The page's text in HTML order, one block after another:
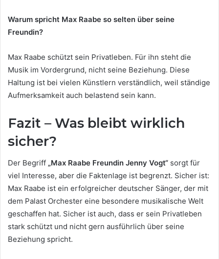
Warum spricht Max Raabe so selten über seine
Freundin?
Max Raabe schützt sein Privatleben. Für ihn steht die
Musik im Vordergrund, nicht seine Beziehung. Diese
Haltung ist bei vielen Künstlern verständlich, weil ständige
Aufmerksamkeit auch belastend sein kann.
Fazit – Was bleibt wirklich
sicher?
Der Begriff „Max Raabe Freundin Jenny Vogt“ sorgt für
viel Interesse, aber die Faktenlage ist begrenzt. Sicher ist:
Max Raabe ist ein erfolgreicher deutscher Sänger, der mit
dem Palast Orchester eine besondere musikalische Welt
geschaffen hat. Sicher ist auch, dass er sein Privatleben
stark schützt und nicht gern ausführlich über seine
Beziehung spricht.